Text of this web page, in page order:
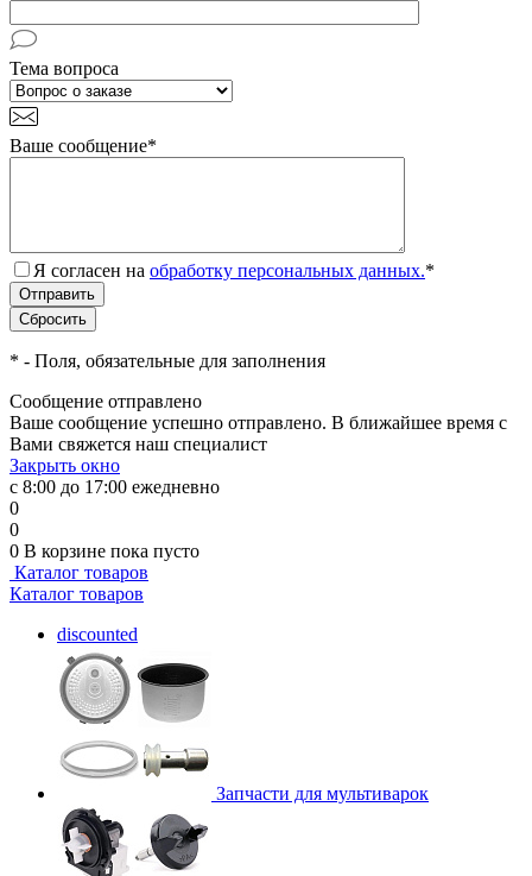
Тема вопроса
Ваше сообщение*
Я согласен на обработку персональных данных.*
* - Поля, обязательные для заполнения
Сообщение отправлено
Ваше сообщение успешно отправлено. В ближайшее время с
Вами свяжется наш специалист
Закрыть окно
с 8:00 до 17:00 ежедневно
0
0
0 В корзине пока пусто
Каталог товаров
Каталог товаров
discounted
Запчасти для мультиварок